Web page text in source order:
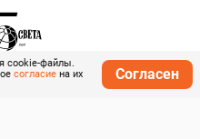
cookie-файлы.
согласие на их
Согласен